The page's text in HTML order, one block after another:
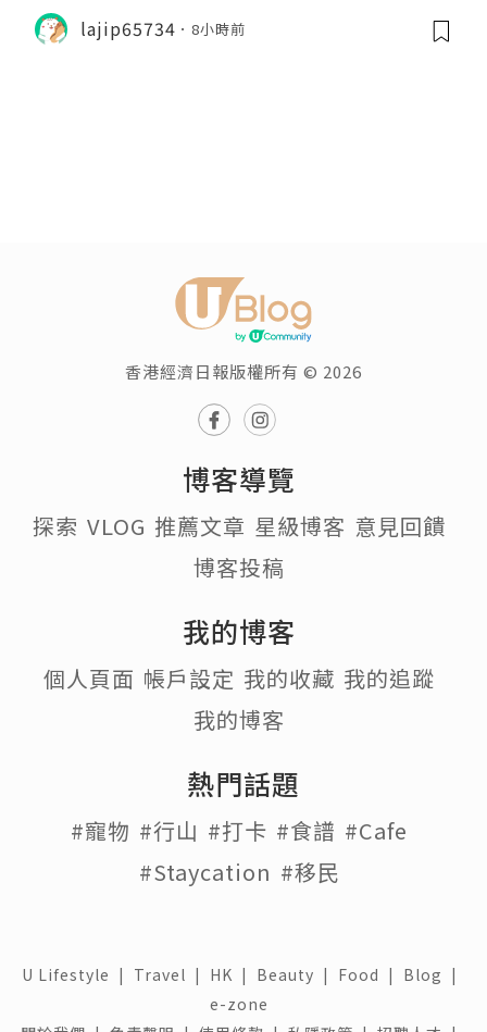
lajip65734 8小時前
香港經濟日報版權所有 © 2026
博客導覽
探索 VLOG 推薦文章 星級博客 意見回饋
博客投稿
我的博客
個人頁面 帳戶設定 我的收藏 我的追蹤
我的博客
熱門話題
#寵物 #行山 #打卡 #食譜 #Cafe
#Staycation #移民
U Lifestyle | Travel | HK | Beauty | Food | Blog |
e-zone